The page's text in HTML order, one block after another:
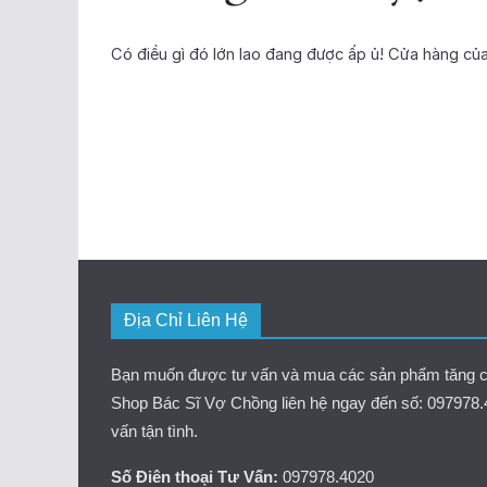
Có điều gì đó lớn lao đang được ấp ủ! Cửa hàng
Địa Chỉ Liên Hệ
Bạn muốn được tư vấn và mua các sản phẩm tăng
Shop Bác Sĩ Vợ Chồng liên hệ ngay đến số:
vấn tận tình.
Số Điên thoại Tư Vấn: 097978.4020